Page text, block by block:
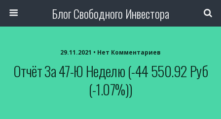
Блог Свободного Инвестора
29.11.2021 • Нет Комментариев
Отчёт За 47-Ю Неделю (-44 550.92 Руб
(-1.07%))